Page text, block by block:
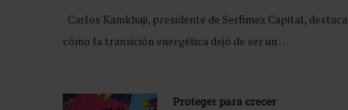
Carlos Kamkhaji, presidente de Serfimex Capital, destaca
cómo la transición energética dejó de ser un …
Proteger para crecer